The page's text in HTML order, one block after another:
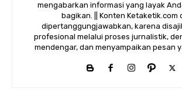
mengabarkan informasi yang layak
bagikan. || Konten Ketaketik.com
dipertanggungjawabkan, karena
profesional melalui proses jurnalistik,
mendengar, dan menyampaikan pesan